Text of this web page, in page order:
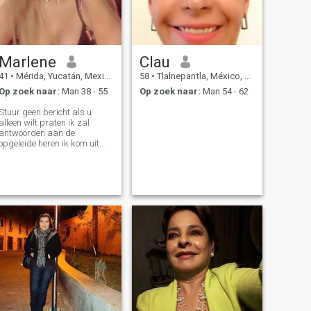
Marlene
• Mérida, Yucatán, Mexico
Op zoek naar: Man 38 - 55
geen bericht als u
alleen wilt praten ik zal
antwoorden aan de
heren ik kom uit
paar s\Ni ben heel eerlijk
ik vraag hetzelfde dank u
het lezen van mijn profiel
Clau
58 • Tlalnepantla, México, Mexico
Op zoek naar: Man 54 - 62